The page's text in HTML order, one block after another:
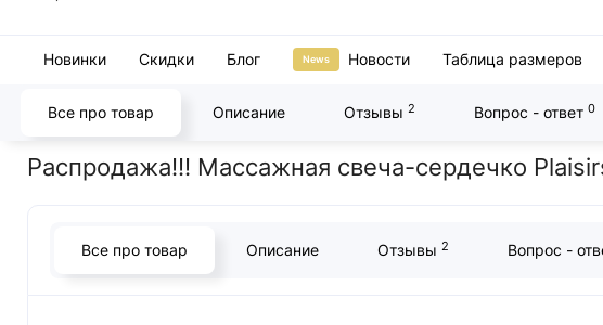
Новинки Скидки Блог News Новости Таблица размеров
Все про товар Описание Отзывы 2 Вопрос - ответ 0
Главная Секс косметика Распродажа!!! Массажная свеча-сердечко Plaisirs
Распродажа!!! Массажная свеча-сердечко
Все про товар Описание Отзывы 2 Вопрос -